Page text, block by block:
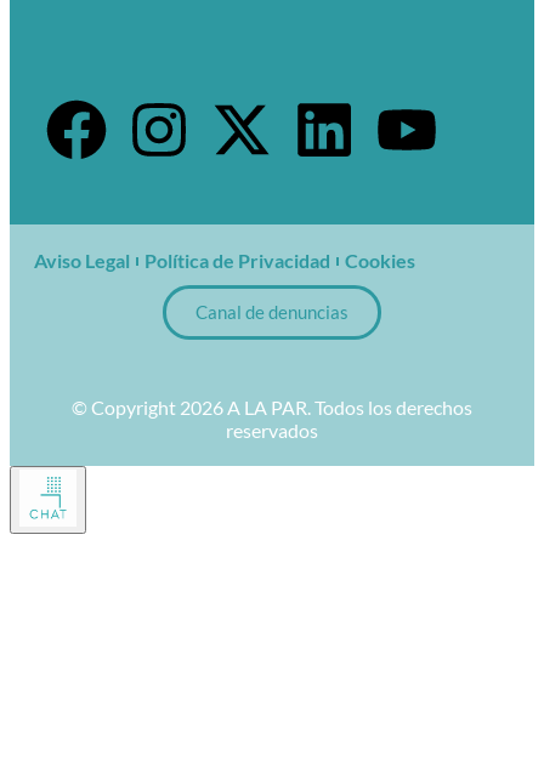
Aviso Legal Política de Privacidad Cookies
Canal de denuncias
© Copyright 2026 A LA PAR. Todos los derechos
reservados